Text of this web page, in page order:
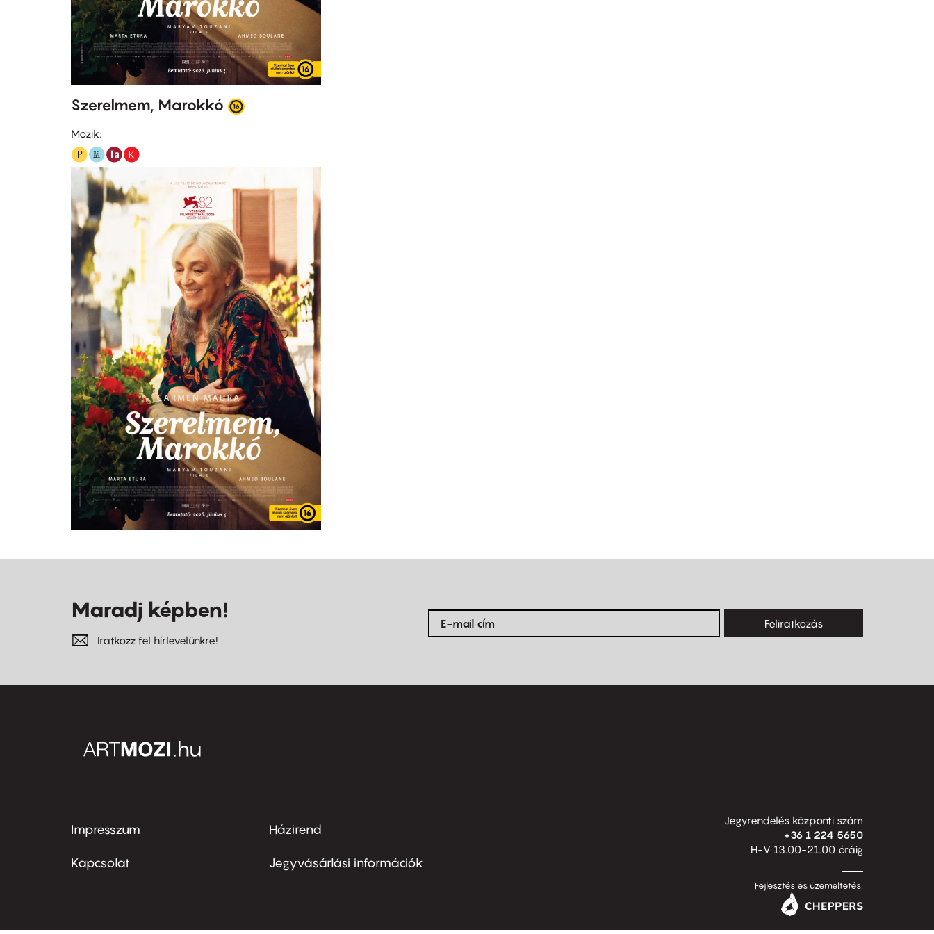
Szerelmem, Marokkó
Mozik:
Maradj képben!
Iratkozz fel hírlevelünkre!
Feliratkozás
Footer
menu
Impresszum
Kapcsolat
Footer
menu
Házirend
Jegyvásárlási információk
Jegyrendelés központi szám
+36 1 224 5650
H-V 13.00-21.00 óráig
Fejlesztés és üzemeltetés: